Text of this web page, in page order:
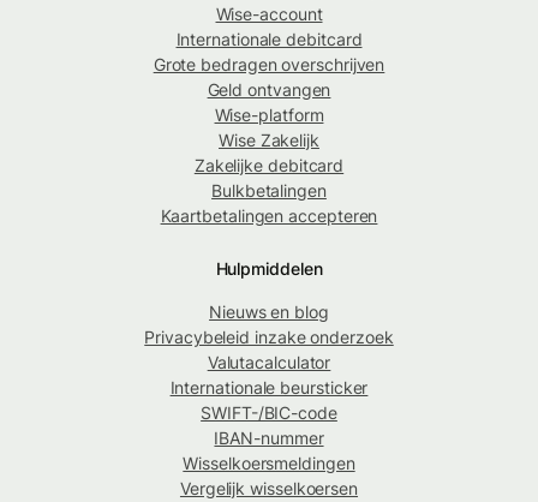
Wise-account
Internationale debitcard
Grote bedragen overschrijven
Geld ontvangen
Wise-platform
Wise Zakelijk
Zakelijke debitcard
Bulkbetalingen
Kaartbetalingen accepteren
Hulpmiddelen
Nieuws en blog
Privacybeleid inzake onderzoek
Valutacalculator
Internationale beursticker
SWIFT-/BIC-code
IBAN-nummer
Wisselkoersmeldingen
Vergelijk wisselkoersen